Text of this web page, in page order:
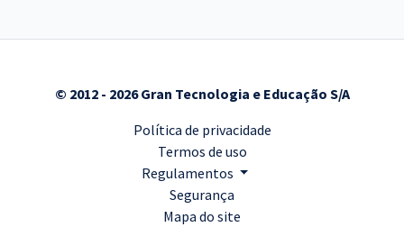
© 2012 - 2026 Gran Tecnologia e Educação S/A
Política de privacidade
Termos de uso
Regulamentos
Segurança
Mapa do site